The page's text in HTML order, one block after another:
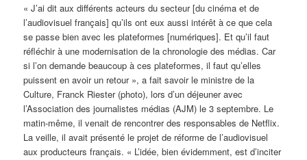
« J’ai dit aux différents acteurs du secteur [du cinéma et de
l’audiovisuel français] qu’ils ont eux aussi intérêt à ce que cela
se passe bien avec les plateformes [numériques]. Et qu’il faut
réfléchir à une modernisation de la chronologie des médias. Car
si l’on demande beaucoup à ces plateformes, il faut qu’elles
puissent en avoir un retour », a fait savoir le ministre de la
Culture, Franck Riester (photo), lors d’un déjeuner avec
l’Association des journalistes médias (AJM) le 3 septembre. Le
matin-même, il venait de rencontrer des responsables de Netflix.
La veille, il avait présenté le projet de réforme de l’audiovisuel
aux producteurs français. « L’idée, bien évidemment, est d’inciter